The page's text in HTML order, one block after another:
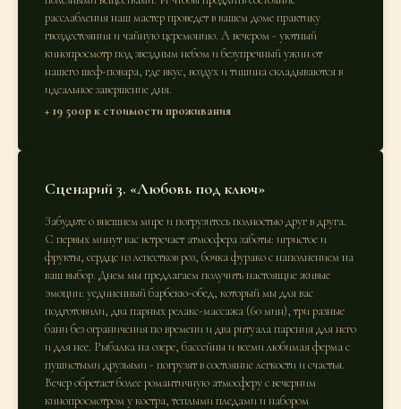
расслабления наш мастер проведет в вашем доме практику
гвоздестояния и чайную церемонию. А вечером - уютный
кинопросмотр под звездным небом и безупречный ужин от
нашего шеф-повара, где вкус, воздух и тишина складываются в
идеальное завершение дня.
+ 19 500р к стоимости проживания
Сценарий 3. «Любовь под ключ»
Забудьте о внешнем мире и погрузитесь полностью друг в друга.
С первых минут вас встречает атмосфера заботы: игристое и
фрукты, сердце из лепестков роз, бочка фурако с наполнением на
ваш выбор. Днем мы предлагаем получить настоящие живые
эмоции: уединенный барбекю-обед, который мы для вас
подготовили, два парных релакс-массажа (60 мин), три разные
бани без ограничения по времени и два ритуала парения для него
и для нее. Рыбалка на озере, бассейны и всеми любимая ферма с
пушистыми друзьями - погрузят в состояние легкости и счастья.
Вечер обретает более романтичную атмосферу с вечерним
кинопросмотром у костра, теплыми пледами и набором